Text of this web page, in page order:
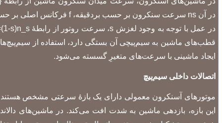
قطب‌های ماشین به سیم‌پیچی آن بستگی دارد، استفاده از
ایجاد ماشینی با سرعت‌های متغیرِ گسسته می‌شود.
اتصالات داخلی سیم‌پیچ
موتورهای آسنکرون معمولی دارای یک بازهٔ سرعتی مشخص هستند
این بازه، بازدهی ماشین به شدت افت می‌کند. در ماشین‌های